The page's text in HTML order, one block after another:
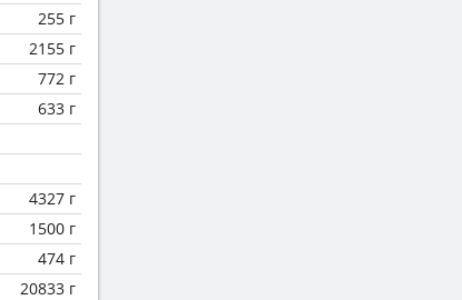
255 г
2155 г
772 г
633 г
4327 г
1500 г
474 г
20833 г